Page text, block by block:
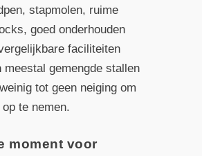
stapmolen, ruime
goed onderhouden
faciliteiten
meestal gemengde stallen
tot geen neiging om
te nemen.
moment voor